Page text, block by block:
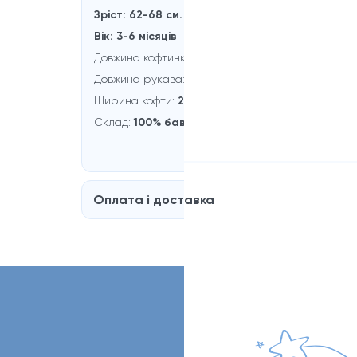
Зріст: 62-68 см.
Вік: 3-6 місяців
Довжина кофтинки:
Довжина рукaва:
Ширина кофти: 27 см.
Склад:100% бавовна
Оплата і доставка